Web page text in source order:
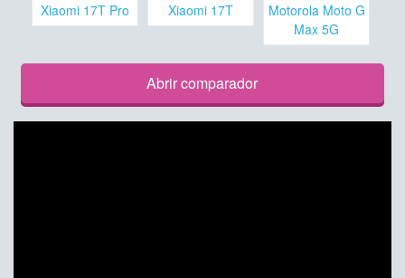
Xiaomi 17T Pro Xiaomi 17T
Motorola Moto G
Max 5G
Abrir comparador